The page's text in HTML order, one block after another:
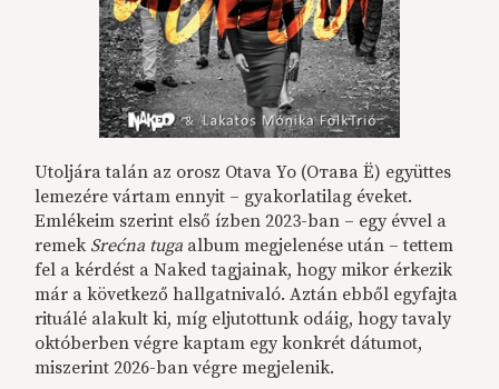
Utoljára talán az orosz Otava Yo (Отава Ё) együttes
lemezére vártam ennyit – gyakorlatilag éveket.
Emlékeim szerint első ízben 2023-ban – egy évvel a
remek Srećna tuga album megjelenése után – tettem
fel a kérdést a Naked tagjainak, hogy mikor érkezik
már a következő hallgatnivaló. Aztán ebből egyfajta
rituálé alakult ki, míg eljutottunk odáig, hogy tavaly
októberben végre kaptam egy konkrét dátumot,
miszerint 2026-ban végre megjelenik.